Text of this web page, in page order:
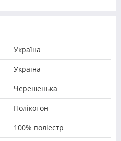
Україна
Україна
Черешенька
Полікотон
100% поліестр